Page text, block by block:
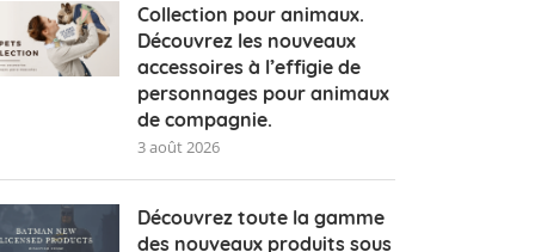
Collection pour animaux.
Découvrez les nouveaux
accessoires à l’effigie de
personnages pour animaux
de compagnie.
3 août 2026
Découvrez toute la gamme
des nouveaux produits sous